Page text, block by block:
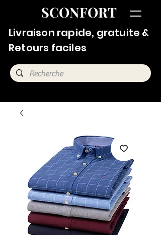
SCONFORT
Livraison rapide, gratuite &
Retours faciles